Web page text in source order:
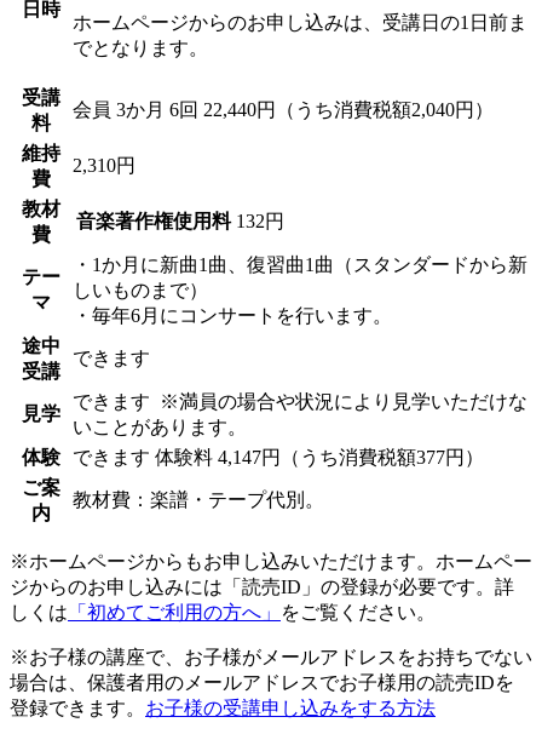
日時
ホームページからのお申し込みは、受講日の1日前ま
でとなります。
受講
料
会員 3か月 6回 22,440円（うち消費税額2,040円）
維持
費
2,310円
教材
費
音楽著作権使用料 132円
テー
マ
・1か月に新曲1曲、復習曲1曲（スタンダードから新
しいものまで）
・毎年6月にコンサートを行います。
途中
受講
できます
見学
できます
※満員の場合や状況により見学いただけな
いことがあります。
体験
できます 体験料 4,147円（うち消費税額377円）
ご案
内
教材費：楽譜・テープ代別。
※ホームページからもお申し込みいただけます。ホームペー
ジからのお申し込みには「読売ID」の登録が必要です。詳
しくは 「初めてご利用の方へ」 をご覧ください。
※お子様の講座で、お子様がメールアドレスをお持ちでない
場合は、保護者用のメールアドレスでお子様用の読売IDを
登録できます。 お子様の受講申し込みをする方法